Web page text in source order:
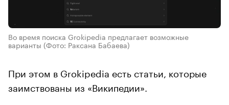
Во время поиска Grokipedia предлагает возможные
варианты (Фото: Раксана Бабаева)
При этом в Grokipedia есть статьи, которые
заимствованы из «Википедии».